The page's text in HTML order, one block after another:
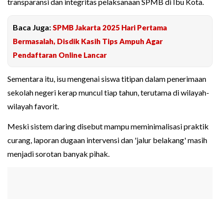
Baca Juga:SPMB Jakarta 2025 Hari Pertama
Bermasalah, Disdik Kasih Tips Ampuh Agar
Pendaftaran Online Lancar
Sementara itu, isu mengenai siswa titipan dalam penerimaan
sekolah negeri kerap muncul tiap tahun, terutama di wilayah-
wilayah favorit.
Meski sistem daring disebut mampu meminimalisasi praktik
curang, laporan dugaan intervensi dan 'jalur belakang' masih
menjadi sorotan banyak pihak.